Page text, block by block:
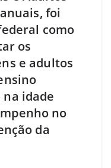
foi
como
os
e adultos
idade
no
da